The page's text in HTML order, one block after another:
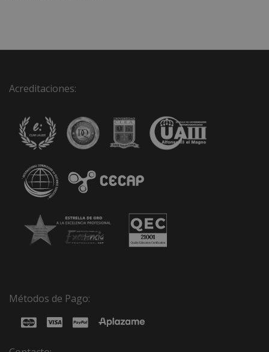
Acreditaciones:
Métodos de Pago: